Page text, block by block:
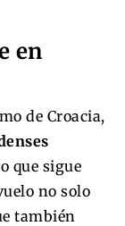
en
de Croacia,
que sigue
no solo
también